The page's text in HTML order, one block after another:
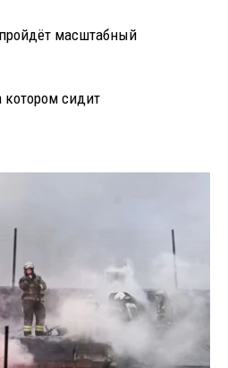
масштабный
котором сидит